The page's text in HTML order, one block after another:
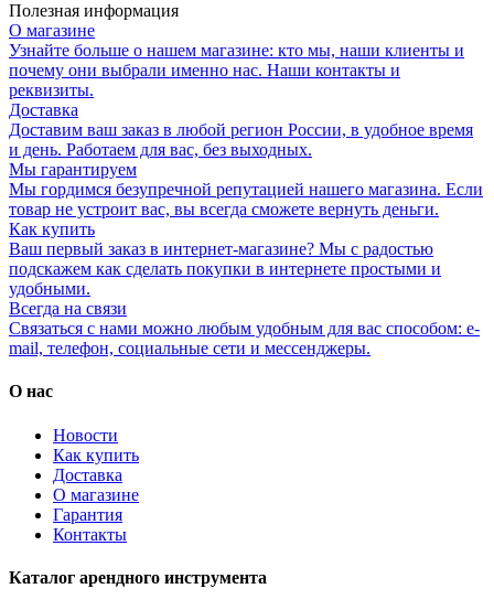
Полезная информация
О магазине
Узнайте больше о нашем магазине: кто мы, наши клиенты и
почему они выбрали именно нас. Наши контакты и
реквизиты.
Доставка
Доставим ваш заказ в любой регион России, в удобное время
и день. Работаем для вас, без выходных.
Мы гарантируем
Мы гордимся безупречной репутацией нашего магазина. Если
товар не устроит вас, вы всегда сможете вернуть деньги.
Как купить
Ваш первый заказ в интернет-магазине? Мы с радостью
подскажем как сделать покупки в интернете простыми и
удобными.
Всегда на связи
Связаться с нами можно любым удобным для вас способом: e-
mail, телефон, социальные сети и мессенджеры.
О нас
Новости
Как купить
Доставка
О магазине
Гарантия
Контакты
Каталог арендного инструмента